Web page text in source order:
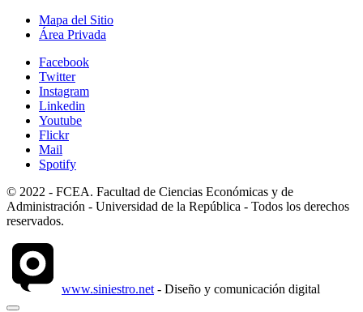
Mapa del Sitio
Área Privada
Facebook
Twitter
Instagram
Linkedin
Youtube
Flickr
Mail
Spotify
© 2022 - FCEA. Facultad de Ciencias Económicas y de
Administración - Universidad de la República - Todos los derechos
reservados.
www.siniestro.net - Diseño y comunicación digital